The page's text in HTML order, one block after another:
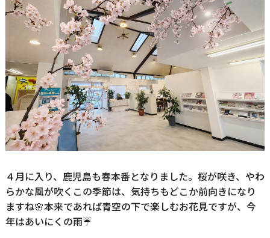
４月に入り、鹿児島も春本番となりました。桜が咲き、やわ
らかな風が吹くこの季節は、気持ちもどこか前向きになり
ますね🌸本来であれば青空の下で楽しむお花見ですが、今
年はあいにくの雨☔